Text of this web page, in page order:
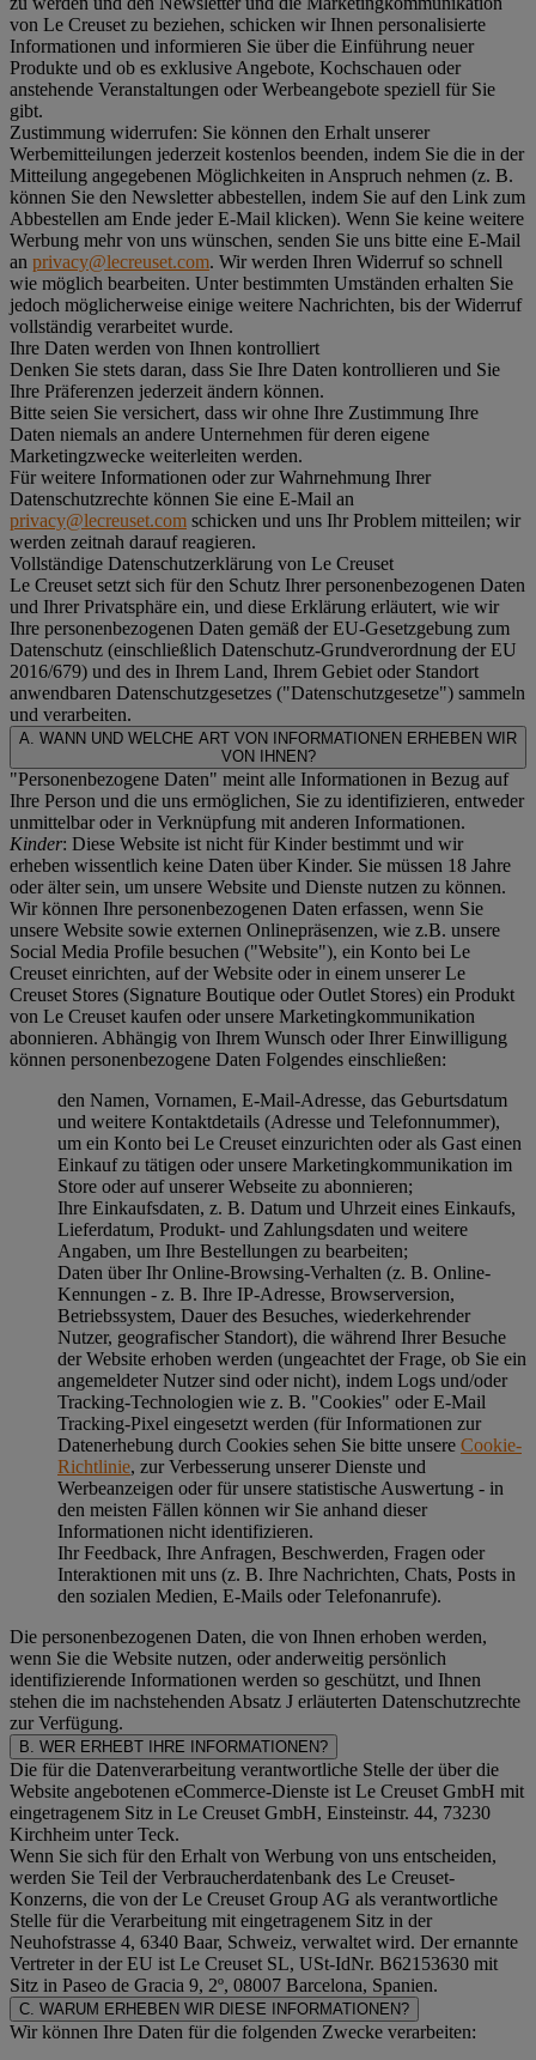
von Le Creuset zu beziehen, schicken wir Ihnen personalisierte
Informationen und informieren Sie über die Einführung neuer
Produkte und ob es exklusive Angebote, Kochschauen oder
anstehende Veranstaltungen oder Werbeangebote speziell für Sie
gibt.
Zustimmung widerrufen: Sie können den Erhalt unserer
Werbemitteilungen jederzeit kostenlos beenden, indem Sie die in der
Mitteilung angegebenen Möglichkeiten in Anspruch nehmen (z. B.
können Sie den Newsletter abbestellen, indem Sie auf den Link zum
Abbestellen am Ende jeder E-Mail klicken). Wenn Sie keine weitere
Werbung mehr von uns wünschen, senden Sie uns bitte eine E-Mail
an privacy@lecreuset.com. Wir werden Ihren Widerruf so schnell
wie möglich bearbeiten. Unter bestimmten Umständen erhalten Sie
jedoch möglicherweise einige weitere Nachrichten, bis der Widerruf
vollständig verarbeitet wurde.
Ihre Daten werden von Ihnen kontrolliert
Denken Sie stets daran, dass Sie Ihre Daten kontrollieren und Sie
Ihre Präferenzen jederzeit ändern können.
Bitte seien Sie versichert, dass wir ohne Ihre Zustimmung Ihre
Daten niemals an andere Unternehmen für deren eigene
Marketingzwecke weiterleiten werden.
Für weitere Informationen oder zur Wahrnehmung Ihrer
Datenschutzrechte können Sie eine E-Mail an
privacy@lecreuset.com schicken und uns Ihr Problem mitteilen; wir
werden zeitnah darauf reagieren.
Vollständige Datenschutzerklärung von Le Creuset
Le Creuset setzt sich für den Schutz Ihrer personenbezogenen Daten
und Ihrer Privatsphäre ein, und diese Erklärung erläutert, wie wir
Ihre personenbezogenen Daten gemäß der EU-Gesetzgebung zum
Datenschutz (einschließlich Datenschutz-Grundverordnung der EU
2016/679) und des in Ihrem Land, Ihrem Gebiet oder Standort
anwendbaren Datenschutzgesetzes ("Datenschutzgesetze") sammeln
und verarbeiten.
A. WANN UND WELCHE ART VON INFORMATIONEN ERHEBEN WIR
VON IHNEN?
"Personenbezogene Daten" meint alle Informationen in Bezug auf
Ihre Person und die uns ermöglichen, Sie zu identifizieren, entweder
unmittelbar oder in Verknüpfung mit anderen Informationen.
Kinder: Diese Website ist nicht für Kinder bestimmt und wir
erheben wissentlich keine Daten über Kinder. Sie müssen 18 Jahre
oder älter sein, um unsere Website und Dienste nutzen zu können.
Wir können Ihre personenbezogenen Daten erfassen, wenn Sie
unsere Website sowie externen Onlinepräsenzen, wie z.B. unsere
Social Media Profile besuchen ("Website"), ein Konto bei Le
Creuset einrichten, auf der Website oder in einem unserer Le
Creuset Stores (Signature Boutique oder Outlet Stores) ein Produkt
von Le Creuset kaufen oder unsere Marketingkommunikation
abonnieren. Abhängig von Ihrem Wunsch oder Ihrer Einwilligung
können personenbezogene Daten Folgendes einschließen:
den Namen, Vornamen, E-Mail-Adresse, das Geburtsdatum
und weitere Kontaktdetails (Adresse und Telefonnummer),
um ein Konto bei Le Creuset einzurichten oder als Gast einen
Einkauf zu tätigen oder unsere Marketingkommunikation im
Store oder auf unserer Webseite zu abonnieren;
Ihre Einkaufsdaten, z. B. Datum und Uhrzeit eines Einkaufs,
Lieferdatum, Produkt- und Zahlungsdaten und weitere
Angaben, um Ihre Bestellungen zu bearbeiten;
Daten über Ihr Online-Browsing-Verhalten (z. B. Online-
Kennungen - z. B. Ihre IP-Adresse, Browserversion,
Betriebssystem, Dauer des Besuches, wiederkehrender
Nutzer, geografischer Standort), die während Ihrer Besuche
der Website erhoben werden (ungeachtet der Frage, ob Sie ein
angemeldeter Nutzer sind oder nicht), indem Logs und/oder
Tracking-Technologien wie z. B. "Cookies" oder E-Mail
Tracking-Pixel eingesetzt werden (für Informationen zur
Datenerhebung durch Cookies sehen Sie bitte unsere Cookie-
Richtlinie, zur Verbesserung unserer Dienste und
Werbeanzeigen oder für unsere statistische Auswertung - in
den meisten Fällen können wir Sie anhand dieser
Informationen nicht identifizieren.
Ihr Feedback, Ihre Anfragen, Beschwerden, Fragen oder
Interaktionen mit uns (z. B. Ihre Nachrichten, Chats, Posts in
den sozialen Medien, E-Mails oder Telefonanrufe).
Die personenbezogenen Daten, die von Ihnen erhoben werden,
wenn Sie die Website nutzen, oder anderweitig persönlich
identifizierende Informationen werden so geschützt, und Ihnen
stehen die im nachstehenden Absatz J erläuterten Datenschutzrechte
zur Verfügung.
B. WER ERHEBT IHRE INFORMATIONEN?
Die für die Datenverarbeitung verantwortliche Stelle der über die
Website angebotenen eCommerce-Dienste ist Le Creuset GmbH mit
eingetragenem Sitz in Le Creuset GmbH, Einsteinstr. 44, 73230
Kirchheim unter Teck.
Wenn Sie sich für den Erhalt von Werbung von uns entscheiden,
werden Sie Teil der Verbraucherdatenbank des Le Creuset-
Konzerns, die von der Le Creuset Group AG als verantwortliche
Stelle für die Verarbeitung mit eingetragenem Sitz in der
Neuhofstrasse 4, 6340 Baar, Schweiz, verwaltet wird. Der ernannte
Vertreter in der EU ist Le Creuset SL, USt-IdNr. B62153630 mit
Sitz in Paseo de Gracia 9, 2º, 08007 Barcelona, Spanien.
C. WARUM ERHEBEN WIR DIESE INFORMATIONEN?
Wir können Ihre Daten für die folgenden Zwecke verarbeiten: